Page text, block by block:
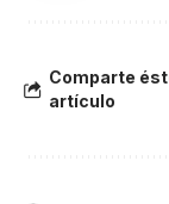
Comparte
artículo